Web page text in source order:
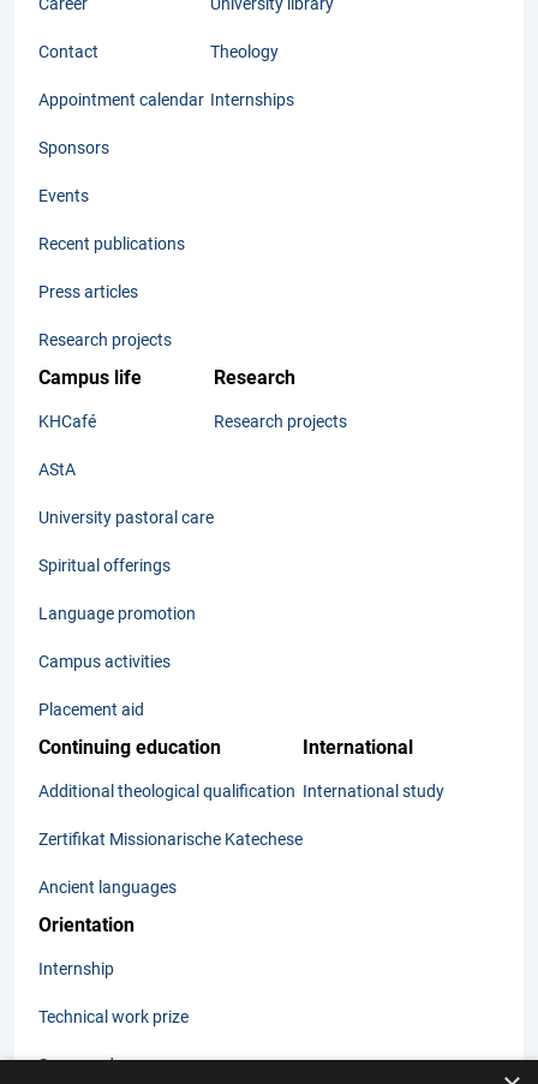
Career
Contact
Appointment calendar
Sponsors
Events
Recent publications
Press articles
Research projects
University library
Theology
Internships
Campus life
KHCafé
AStA
University pastoral care
Spiritual offerings
Language promotion
Campus activities
Placement aid
Research
Research projects
Continuing education
Additional theological qualification
Zertifikat Missionarische Katechese
Ancient languages
International
International study
Orientation
Internship
Technical work prize
Summer days